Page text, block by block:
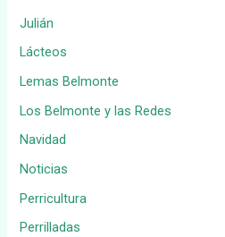
Julián
Lácteos
Lemas Belmonte
Los Belmonte y las Redes
Navidad
Noticias
Perricultura
Perrilladas